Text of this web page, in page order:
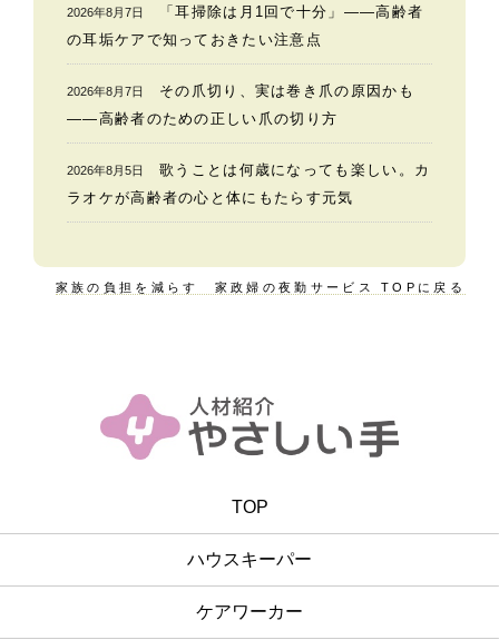
2026年8月7日
「耳掃除は月1回で十分」——高齢者
の耳垢ケアで知っておきたい注意点
2026年8月7日
その爪切り、実は巻き爪の原因かも
——高齢者のための正しい爪の切り方
2026年8月5日
歌うことは何歳になっても楽しい。カ
ラオケが高齢者の心と体にもたらす元気
家族の負担を減らす 家政婦の夜勤サービス TOPに戻る
TOP
ハウスキーパー
ケアワーカー